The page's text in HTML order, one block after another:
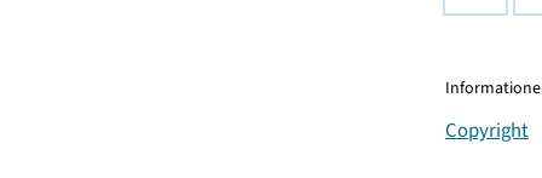
Copyright